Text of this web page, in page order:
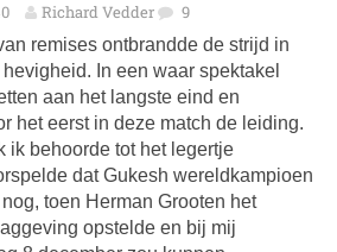
Richard Vedder 9
remises ontbrandde de strijd in
In een waar spektakel
aan het langste eind en
het eerst in deze match de leiding.
ik behoorde tot het legertje
dat Gukesh wereldkampioen
toen Herman Grooten het
opstelde en bij mij